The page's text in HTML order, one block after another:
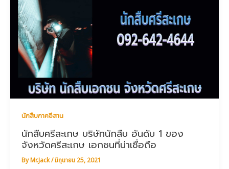
นักสืบภาคอีสาน
นักสืบศรีสะเกษ บริษัทนักสืบ อันดับ 1 ของ
จังหวัดศรีสะเกษ เอกชนที่น่าเชื่อถือ
ByMr.Jack/มิถุนายน 25, 2021